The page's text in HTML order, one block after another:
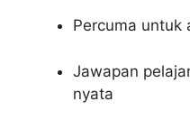
Percuma untuk
Jawapan
nyata